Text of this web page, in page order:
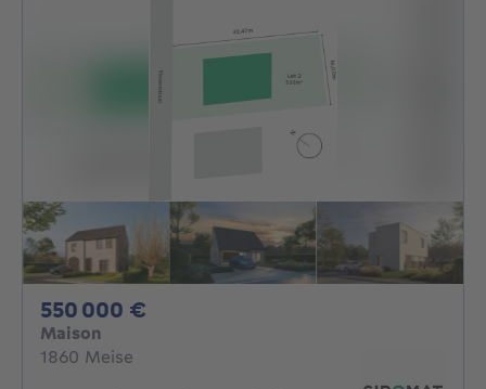
550 000 €
Maison
1860 Meise